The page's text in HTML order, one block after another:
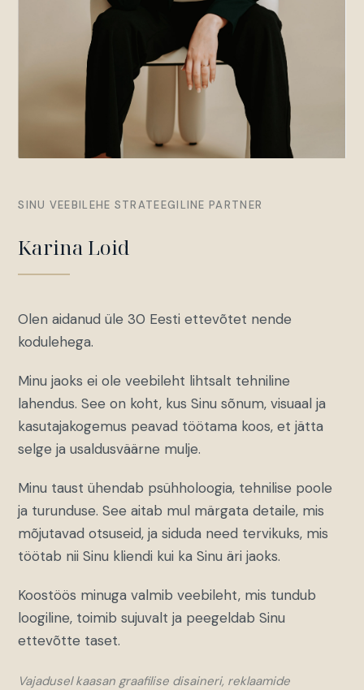
SINU VEEBILEHE STRATEEGILINE PARTNER
Karina Loid
Olen aidanud üle 30 Eesti ettevõtet nende
kodulehega.
Minu jaoks ei ole veebileht lihtsalt tehniline
lahendus. See on koht, kus Sinu sõnum, visuaal ja
kasutajakogemus peavad töötama koos, et jätta
selge ja usaldusväärne mulje.
Minu taust ühendab psühholoogia, tehnilise poole
ja turunduse. See aitab mul märgata detaile, mis
mõjutavad otsuseid, ja siduda need tervikuks, mis
töötab nii Sinu kliendi kui ka Sinu äri jaoks.
Koostöös minuga valmib veebileht, mis tundub
loogiline, toimib sujuvalt ja peegeldab Sinu
ettevõtte taset.
Vajadusel kaasan graafilise disaineri, reklaamide